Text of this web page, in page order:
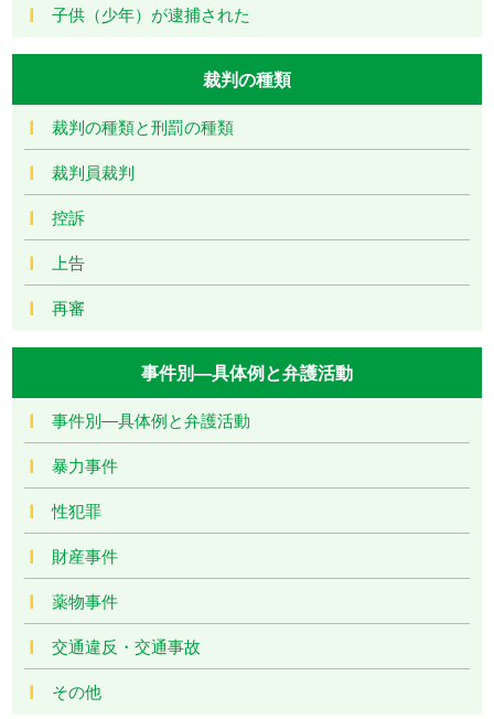
子供（少年）が逮捕された
裁判の種類
裁判の種類と刑罰の種類
裁判員裁判
控訴
上告
再審
事件別―具体例と弁護活動
事件別―具体例と弁護活動
暴力事件
性犯罪
財産事件
薬物事件
交通違反・交通事故
その他